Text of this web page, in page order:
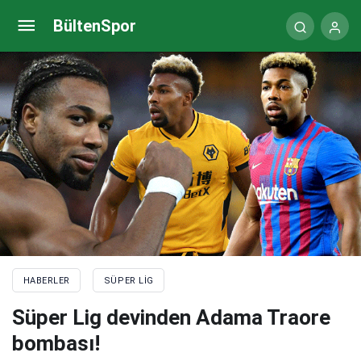
BültenSpor
HABERLER SÜPER LIG
Süper Lig devinden Adama Traore
bombası!
Bakasetas’tan Fenerbahçe derbisi itirafı